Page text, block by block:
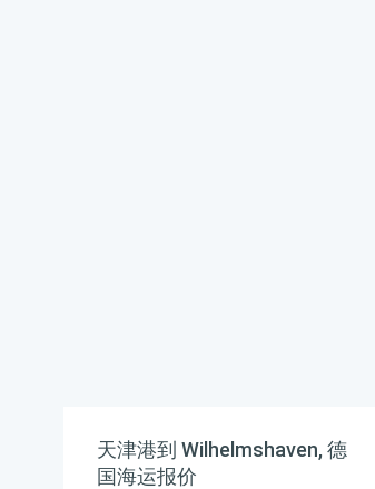
天津港到 Wilhelmshaven, 德
国海运报价